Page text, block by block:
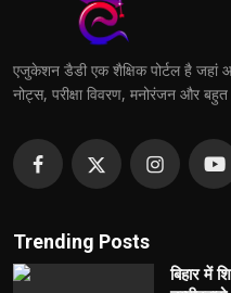
एजुकेशन डैडी एक शैक्षिक पोर्टल है जहां आप
नोट्स, परीक्षा विवरण, मनोरंजन और
Trending Posts
बिहार में